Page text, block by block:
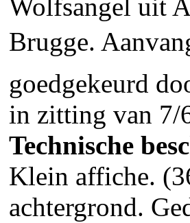
Wolfsangel uit
Brugge.
goedgekeurd
in zitting van 7/
Technische
Klein affiche.
achtergrond.